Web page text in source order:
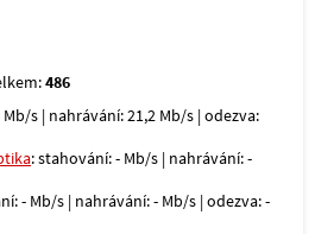
486
s | nahrávání: 21,2 Mb/s | odezva:
: stahování: - Mb/s | nahrávání: -
- Mb/s | nahrávání: - Mb/s | odezva: -